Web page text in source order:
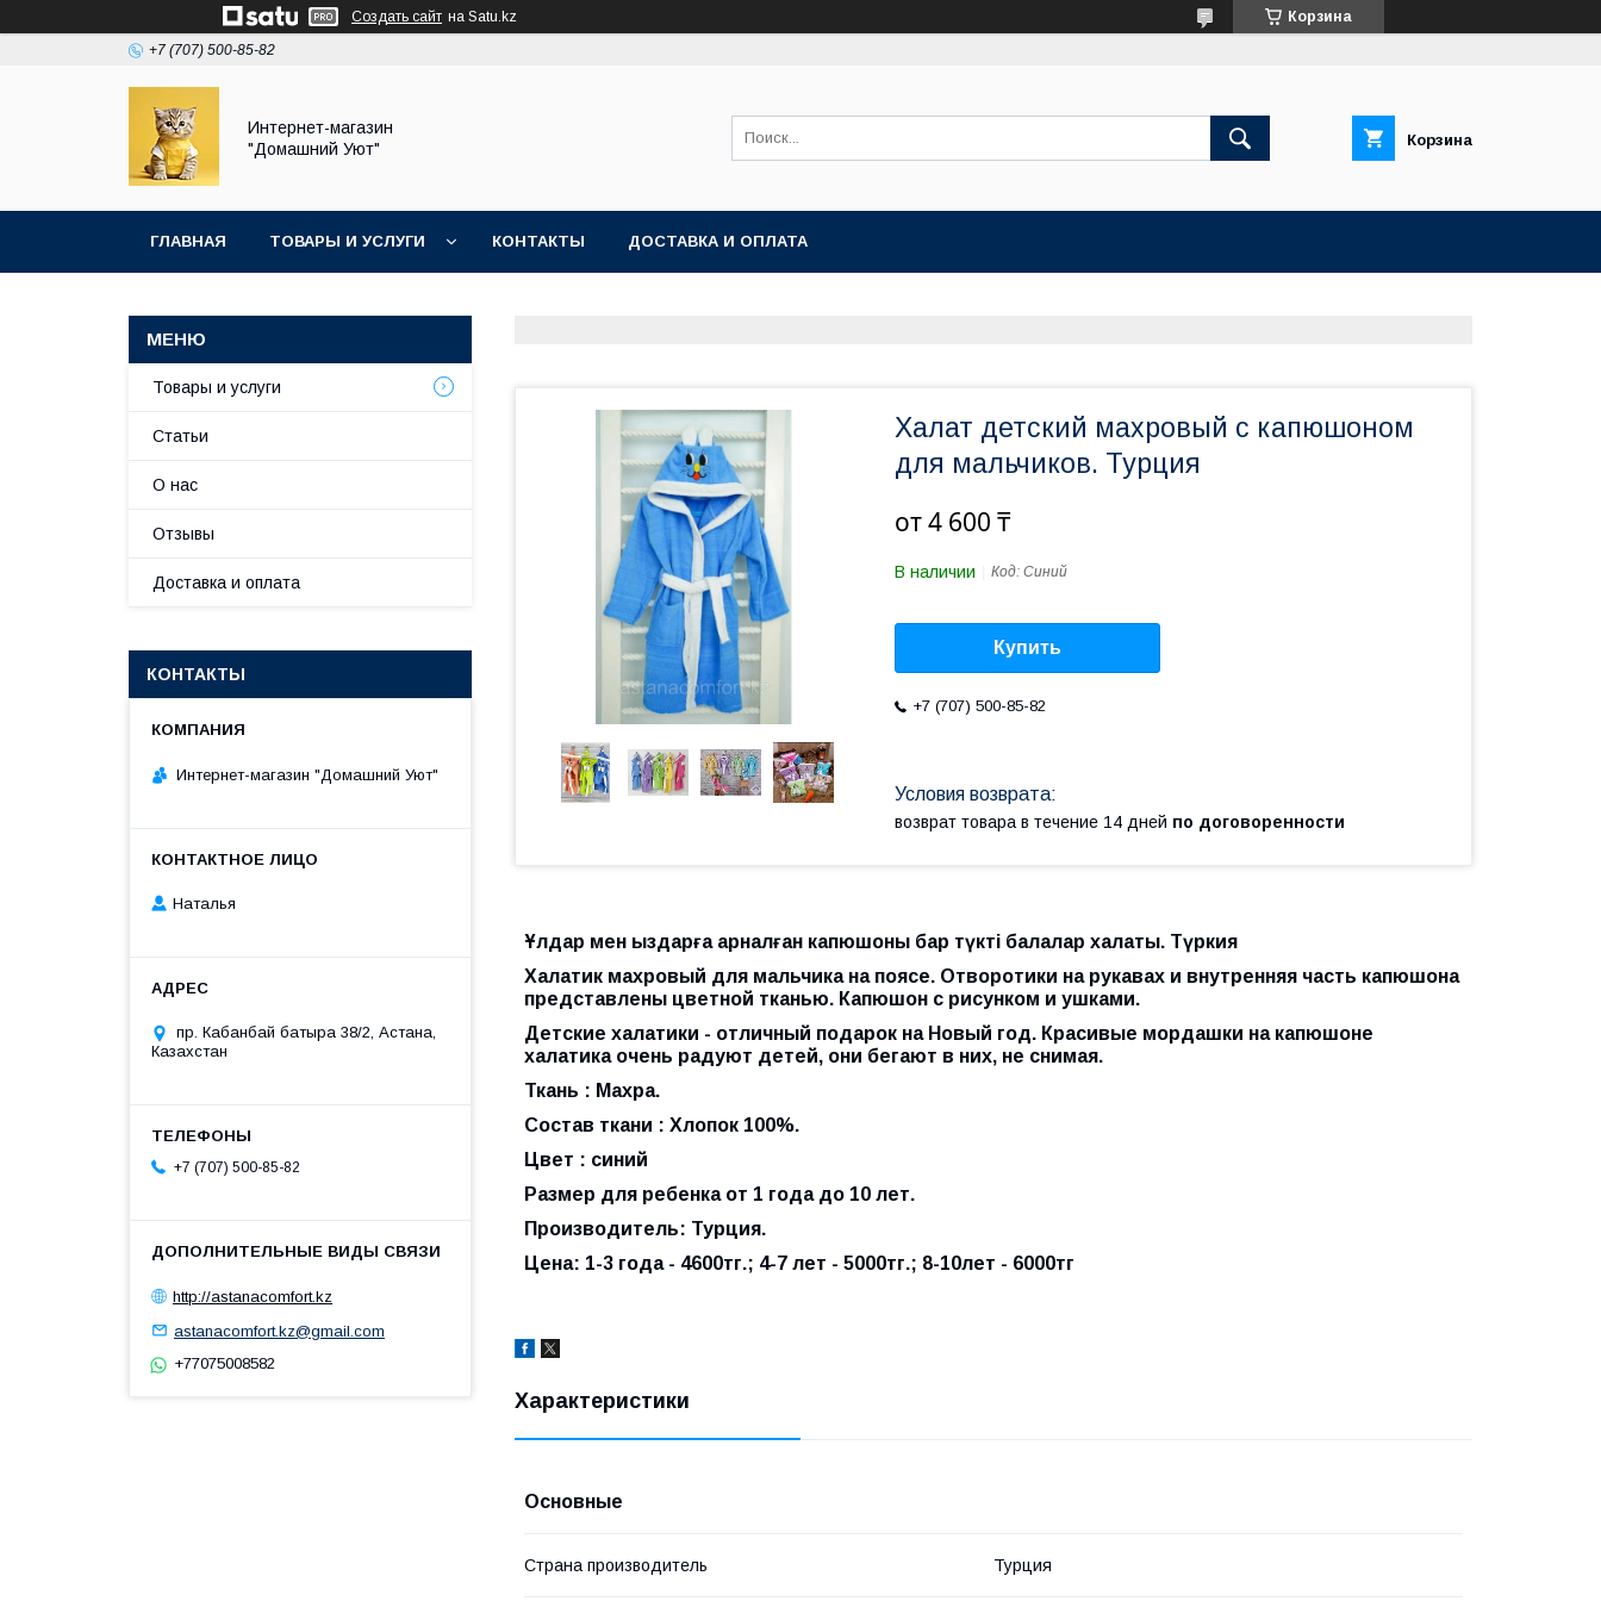
Создать сайт на Satu.kz Корзина
+7 (707) 500-85-82
Интернет-магазин
"Домашний Уют"
Корзина
ГЛАВНАЯ ТОВАРЫ И УСЛУГИ КОНТАКТЫ ДОСТАВКА И ОПЛАТА
Халат детский махровый с капюшоном
для мальчиков. Турция
от4 600 ₸
В наличии Код: Синий
Купить
+7 (707) 500-85-82
возврат товара в течение 14 дней по договоренности
Ұлдар мен қыздарға арналған капюшоны бар түкті балалар халаты. Түркия
Халатик махровый для мальчика на поясе. Отворотики на рукавах и внутренняя часть капюшона
представлены цветной тканью. Капюшон с рисунком и ушками.
Детские халатики - отличный подарок на Новый год. Красивые мордашки на капюшоне
халатика очень радуют детей, они бегают в них, не снимая.
Ткань : Махра.
Состав ткани : Хлопок 100%.
Цвет : синий
Размер для ребенка от 1 года до 10 лет.
Производитель: Турция.
Цена: 1-3 года - 4600тг.; 4-7 лет - 5000тг.; 8-10лет - 6000тг
Характеристики
Основные
Страна производитель Турция
Товары и услуги
Статьи
О нас
Отзывы
Доставка и оплата
КОНТАКТЫ
Интернет-магазин "Домашний Уют"
Наталья
пр. Кабанбай батыра 38/2, Астана,
Казахстан
+7 (707) 500-85-82
http://astanacomfort.kz
astanacomfort.kz@gmail.com
+77075008582